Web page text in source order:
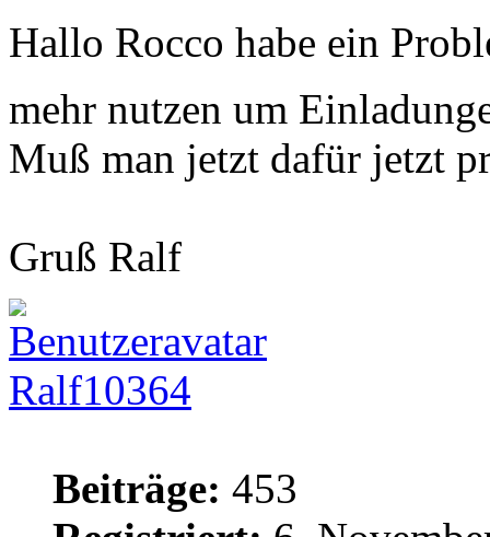
Hallo Rocco habe ein
mehr nutzen um
Muß man jetzt dafür jetzt
Gruß Ralf
Ralf10364
Beiträge: 453